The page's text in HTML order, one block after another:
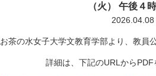
（火） 午後４
2026.04.08
お茶の水女子大学文教育学部より、教員
詳細は、下記のURLからPDF